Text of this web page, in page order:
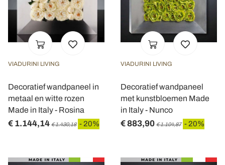
VIADURINI LIVING
Decoratief wandpaneel in
metaal en witte rozen
Made in Italy - Rosina
€ 1.144,14 € 1.430,18 - 20%
VIADURINI LIVING
Decoratief wandpaneel
met kunstbloemen Made
in Italy - Nunco
€ 883,90 € 1.104,87 - 20%